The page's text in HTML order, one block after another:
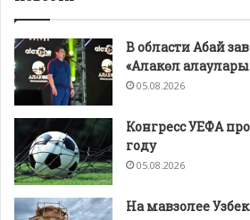
В области Абай
«Алакөл
05.08.2026
Конгресс УЕФА
году
05.08.2026
На мавзолее